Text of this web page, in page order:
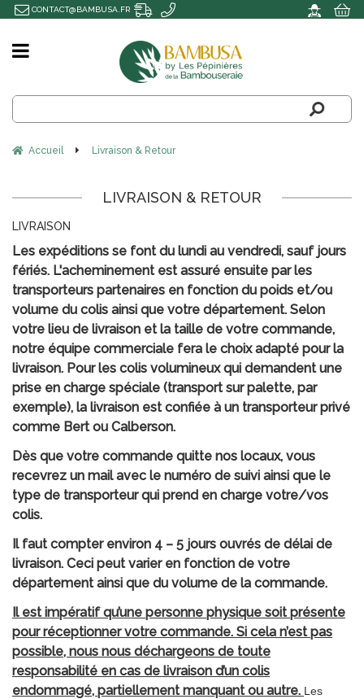
Accueil Livraison & Retour
LIVRAISON & RETOUR
LIVRAISON
Les expéditions se font du lundi au vendredi, sauf jours
fériés. L'acheminement est assuré ensuite par les
transporteurs partenaires en fonction du poids et/ou
volume du colis ainsi que votre département. Selon
votre lieu de livraison et la taille de votre commande,
notre équipe commerciale fera le choix adapté pour la
livraison. Pour les colis volumineux qui demandent une
prise en charge spéciale (transport sur palette, par
exemple), la livraison est confiée à un transporteur privé
comme Bert ou Calberson.
Dès que votre commande quitte nos locaux, vous
recevrez un mail avec le numéro de suivi ainsi que le
type de transporteur qui prend en charge votre/vos
colis.
Il faut compter environ 4 – 5 jours ouvrés de délai de
livraison. Ceci peut varier en fonction de votre
département ainsi que du volume de la commande.
Il est impératif qu’une personne physique soit présente
pour réceptionner votre commande. Si cela n’est pas
possible, nous nous déchargeons de toute
responsabilité en cas de livraison d’un colis
endommagé, partiellement manquant ou autre. Les
CONTACT@BAMBUSA.FR